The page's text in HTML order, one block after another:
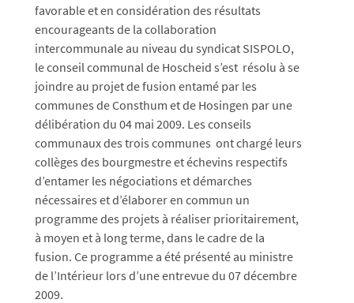
favorable et en considération des résultats
encourageants de la collaboration
intercommunale au niveau du syndicat SISPOLO,
le conseil communal de Hoscheid s’est résolu à se
joindre au projet de fusion entamé par les
communes de Consthum et de Hosingen par une
délibération du 04 mai 2009. Les conseils
communaux des trois communes ont chargé leurs
collèges des bourgmestre et échevins respectifs
d’entamer les négociations et démarches
nécessaires et d’élaborer en commun un
programme des projets à réaliser prioritairement,
à moyen et à long terme, dans le cadre de la
fusion. Ce programme a été présenté au ministre
de l’Intérieur lors d’une entrevue du 07 décembre
2009.